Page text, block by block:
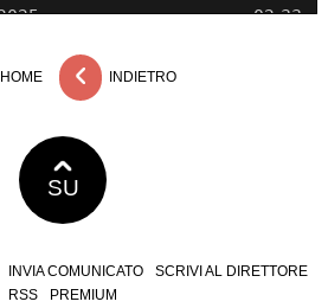
HOME INDIETRO
SU
INVIA COMUNICATO
SCRIVI AL DIRETTORE
RSS
PREMIUM